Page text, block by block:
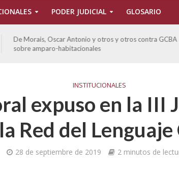
PODER JUDICIAL GLOSARIO
De Morais, Oscar Antonio y otros y otros contra GCBA
sobre amparo-habitacionales
INSTITUCIONALES
expuso en la III
Red del
28 de septiembre de 2019 2 minutos de